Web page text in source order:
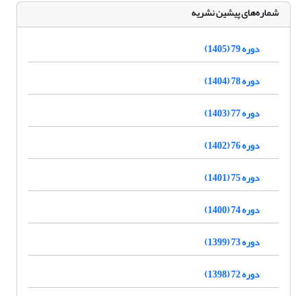
شماره‌های پیشین نشریه
دوره 79 (1405)
دوره 78 (1404)
دوره 77 (1403)
دوره 76 (1402)
دوره 75 (1401)
دوره 74 (1400)
دوره 73 (1399)
دوره 72 (1398)